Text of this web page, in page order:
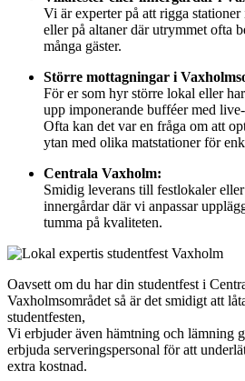
Vi är experter på att rigga
eller på altaner där utrymmet ofta
många gäster.
Större mottagningar i
För er som hyr större lokal eller
upp imponerande bufféer med
Ofta kan det var en fråga om att
ytan med olika matstationer för
Centrala Vaxholm:
Smidig leverans till festlokaler
innergårdar där vi anpassar
tumma på kvaliteten.
Oavsett om du har din studentfest i
Vaxholmsområdet så är det smidigt att
studentfesten,
Vi erbjuder även hämtning och lämning
erbjuda serveringspersonal för att
extra kostnad.